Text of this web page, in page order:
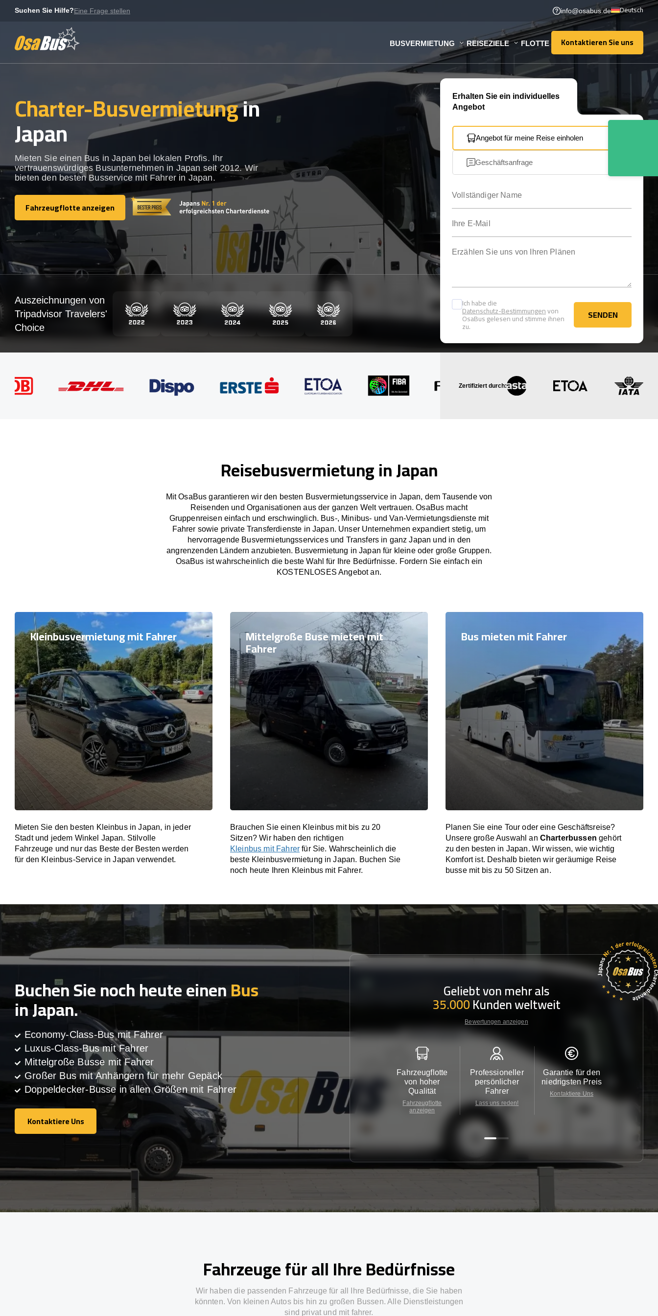
Suchen Sie Hilfe?Eine Frage stellen info@osabus.de Deutsch
BUSVERMIETUNG REISEZIELE FLOTTE Kontaktieren Sie uns
Kontaktieren Sie uns
Charter-Busvermietungin
Japan
Mieten Sie einen Bus in Japan bei lokalen Profis. Ihr
vertrauenswürdiges Busunternehmen in Japan seit 2012. Wir
bieten den besten Busservice mit Fahrer in Japan.
Fahrzeugflotte anzeigen
Fahrzeugflotte anzeigen
Erhalten Sie ein individuelles
Angebot
Angebot für meine Reise einholen
Geschäftsanfrage
Ich habe die
Datenschutz-Bestimmungenvon
OsaBus gelesen und stimme ihnen
zu.
SENDEN
SENDEN
Auszeichnungen von
Tripadvisor Travelers'
Choice
Zertifiziert durch:
Reisebusvermietung in Japan
Mit OsaBus garantieren wir den besten Busvermietungsservice in Japan, dem Tausende von
Reisenden und Organisationen aus der ganzen Welt vertrauen. OsaBus macht
Gruppenreisen einfach und erschwinglich. Bus-, Minibus- und Van-Vermietungsdienste mit
Fahrer sowie private Transferdienste in Japan. Unser Unternehmen expandiert stetig, um
hervorragende Busvermietungsservices und Transfers in ganz Japan und in den
angrenzenden Ländern anzubieten. Busvermietung in Japan für kleine oder große Gruppen.
OsaBus ist wahrscheinlich die beste Wahl für Ihre Bedürfnisse. Fordern Sie einfach ein
KOSTENLOSES Angebot an.
Kleinbusvermietung mit Fahrer
Mieten Sie den besten Kleinbus in Japan, in jeder
Stadt und jedem Winkel Japan. Stilvolle
Fahrzeuge und nur das Beste der Besten werden
für den Kleinbus-Service in Japan verwendet.
Mittelgroße Buse mieten mit
Fahrer
Brauchen Sie einen Kleinbus mit bis zu 20
Sitzen? Wir haben den richtigen
Kleinbus mit Fahrer für Sie. Wahrscheinlich die
beste Kleinbusvermietung in Japan. Buchen Sie
noch heute Ihren Kleinbus mit Fahrer.
Bus mieten mit Fahrer
Planen Sie eine Tour oder eine Geschäftsreise?
Unsere große Auswahl an Charterbussen gehört
zu den besten in Japan. Wir wissen, wie wichtig
Komfort ist. Deshalb bieten wir geräumige Reise
busse mit bis zu 50 Sitzen an.
Buchen Sie noch heute einenBus
in Japan.
Economy-Class-Bus mit Fahrer
Luxus-Class-Bus mit Fahrer
Mittelgroße Busse mit Fahrer
Großer Bus mit Anhängern für mehr Gepäck
Doppeldecker-Busse in allen Größen mit Fahrer
Kontaktiere Uns
Kontaktiere Uns
Geliebt von mehr als
35.000Kunden weltweit
Bewertungen anzeigen
Fahrzeugflotte
von hoher
Qualität
Fahrzeugflotte
anzeigen
Professioneller
persönlicher
Fahrer
Lass uns reden!
Garantie für den
niedrigsten Preis
Kontaktiere Uns
Fahrzeuge für all Ihre Bedürfnisse
Wir haben die passenden Fahrzeuge für all Ihre Bedürfnisse, die Sie haben
könnten. Von kleinen Autos bis hin zu großen Bussen. Alle Dienstleistungen
sind privat und mit fahrer.